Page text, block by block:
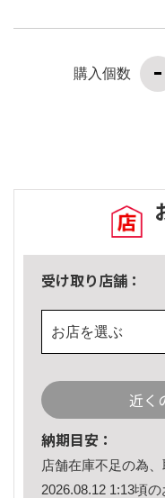
購入個数
受け取り店舗：
お店を選ぶ
近く
納期目安：
店舗在庫不足の為
2026.08.12 1:13頃の